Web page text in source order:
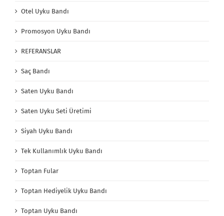
Otel Uyku Bandı
Promosyon Uyku Bandı
REFERANSLAR
Saç Bandı
Saten Uyku Bandı
Saten Uyku Seti Üretimi
Siyah Uyku Bandı
Tek Kullanımlık Uyku Bandı
Toptan Fular
Toptan Hediyelik Uyku Bandı
Toptan Uyku Bandı